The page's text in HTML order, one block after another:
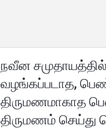
நவீன
வழங்கப்படாத,
திருமணமாகாத
திருமணம்